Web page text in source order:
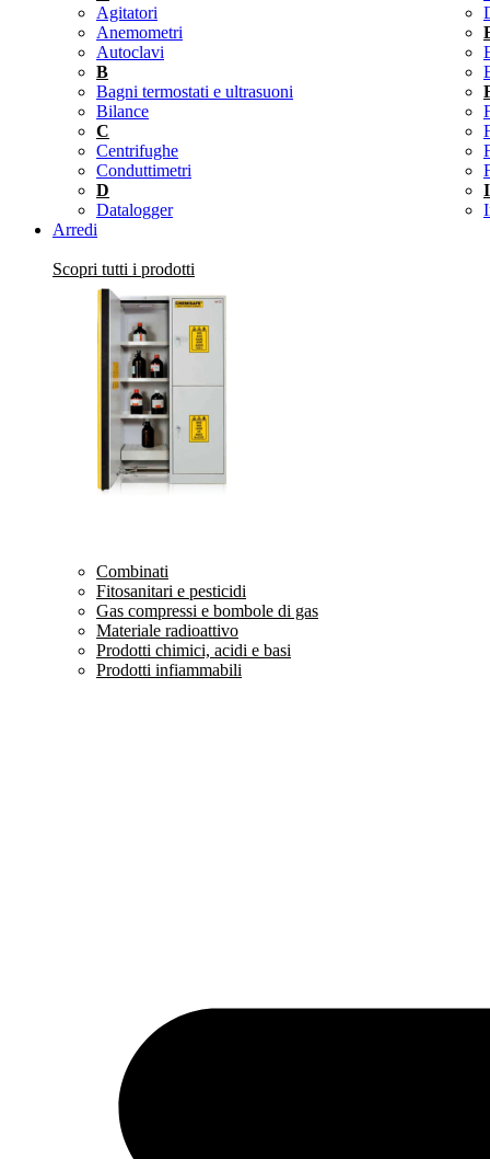
Agitatori
Anemometri
Autoclavi
B
Bagni termostati e ultrasuoni
Bilance
C
Centrifughe
Conduttimetri
D
Datalogger
I
Arredi
Scopri tutti i prodotti
Combinati
Fitosanitari e pesticidi
Gas compressi e bombole di gas
Materiale radioattivo
Prodotti chimici, acidi e basi
Prodotti infiammabili